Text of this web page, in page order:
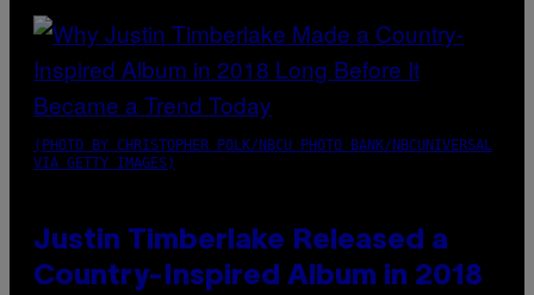
(PHOTO BY CHRISTOPHER POLK/NBCU PHOTO BANK/NBCUNIVERSAL
VIA GETTY IMAGES)
Justin Timberlake Released a
Country-Inspired Album in 2018